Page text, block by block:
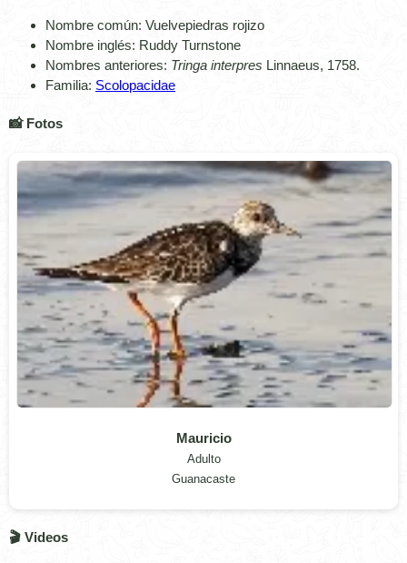
Nombre común: Vuelvepiedras rojizo
Nombre inglés: Ruddy Turnstone
Nombres anteriores: Tringa interpres Linnaeus, 1758.
Familia: Scolopacidae
📸 Fotos
Mauricio
Adulto
Guanacaste
🎬 Videos